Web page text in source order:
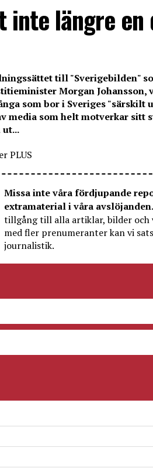
inte längre en
till "Sverigebilden"
Morgan Johansson,
som bor i Sveriges "särskilt
media som helt motverkar sitt
ut...
PLUS
Missa inte våra fördjupande
extramaterial i våra avslöjanden.
tillgång till alla artiklar, bilder och
med fler prenumeranter kan vi
journalistik.